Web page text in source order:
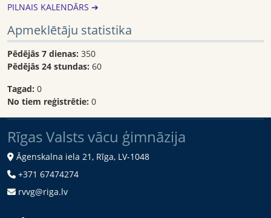
PILNAIS KALENDĀRS ➔
Apmeklētāju statistika
Pēdējās 7 dienas: 350
Pēdējās 24 stundas: 60
Tagad: 0
No tiem reģistrētie: 0
Rīgas Valsts vācu ģimnāzija
Āgenskalna iela 21, Rīga, LV-1048
+371 67474274
rvvg@riga.lv